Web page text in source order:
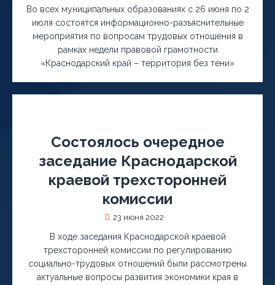
Во всех муниципальных образованиях с 26 июня по 2
июля состоятся информационно-разъяснительные
мероприятия по вопросам трудовых отношения в
рамках недели правовой грамотности
«Краснодарский край – территория без тени»
Состоялось очередное
заседание Краснодарской
краевой трехсторонней
комиссии
23 июня 2022
В ходе заседания Краснодарской краевой
трехсторонней комиссии по регулированию
социально-трудовых отношений были рассмотрены
актуальные вопросы развития экономики края в